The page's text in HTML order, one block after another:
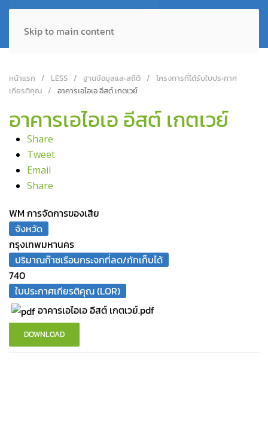
Skip to main content
หน้าแรก LESS ฐานข้อมูลและสถิติ
โครงการที่ได้รับใบประกาศ
เกียรติคุณ
อาคารเอไอเอ อีสต์ เกตเวย์
อาคารเอไอเอ อีสต์ เกตเวย์
Share
Tweet
Email
Share
WM การจัดการของเสีย
จังหวัด
กรุงเทพมหานคร
ปริมาณก๊าซเรือนกระจกที่ลด/กักเก็บได้
740
ใบประกาศเกียรติคุณ (LOR)
อาคารเอไอเอ อีสต์ เกตเวย์.pdf
DOWNLOAD